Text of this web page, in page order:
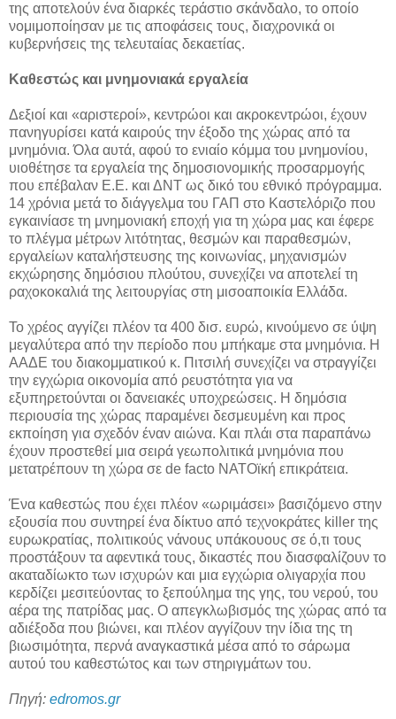
της αποτελούν ένα διαρκές τεράστιο σκάνδαλο, το οποίο
νομιμοποίησαν με τις αποφάσεις τους, διαχρονικά οι
κυβερνήσεις της τελευταίας δεκαετίας.
Καθεστώς και μνημονιακά εργαλεία
Δεξιοί και «αριστεροί», κεντρώοι και ακροκεντρώοι, έχουν
πανηγυρίσει κατά καιρούς την έξοδο της χώρας από τα
μνημόνια. Όλα αυτά, αφού το ενιαίο κόμμα του μνημονίου,
υιοθέτησε τα εργαλεία της δημοσιονομικής προσαρμογής
που επέβαλαν Ε.Ε. και ΔΝΤ ως δικό του εθνικό πρόγραμμα.
14 χρόνια μετά το διάγγελμα του ΓΑΠ στο Καστελόριζο που
εγκαινίασε τη μνημονιακή εποχή για τη χώρα μας και έφερε
το πλέγμα μέτρων λιτότητας, θεσμών και παραθεσμών,
εργαλείων καταλήστευσης της κοινωνίας, μηχανισμών
εκχώρησης δημόσιου πλούτου, συνεχίζει να αποτελεί τη
ραχοκοκαλιά της λειτουργίας στη μισοαποικία Ελλάδα.
Το χρέος αγγίζει πλέον τα 400 δισ. ευρώ, κινούμενο σε ύψη
μεγαλύτερα από την περίοδο που μπήκαμε στα μνημόνια. Η
ΑΑΔΕ του διακομματικού κ. Πιτσιλή συνεχίζει να στραγγίζει
την εγχώρια οικονομία από ρευστότητα για να
εξυπηρετούνται οι δανειακές υποχρεώσεις. Η δημόσια
περιουσία της χώρας παραμένει δεσμευμένη και προς
εκποίηση για σχεδόν έναν αιώνα. Και πλάι στα παραπάνω
έχουν προστεθεί μια σειρά γεωπολιτικά μνημόνια που
μετατρέπουν τη χώρα σε de facto ΝΑΤΟϊκή επικράτεια.
Ένα καθεστώς που έχει πλέον «ωριμάσει» βασιζόμενο στην
εξουσία που συντηρεί ένα δίκτυο από τεχνοκράτες killer της
ευρωκρατίας, πολιτικούς νάνους υπάκουους σε ό,τι τους
προστάξουν τα αφεντικά τους, δικαστές που διασφαλίζουν το
ακαταδίωκτο των ισχυρών και μια εγχώρια ολιγαρχία που
κερδίζει μεσιτεύοντας το ξεπούλημα της γης, του νερού, του
αέρα της πατρίδας μας. Ο απεγκλωβισμός της χώρας από τα
αδιέξοδα που βιώνει, και πλέον αγγίζουν την ίδια της τη
βιωσιμότητα, περνά αναγκαστικά μέσα από το σάρωμα
αυτού του καθεστώτος και των στηριγμάτων του.
Πηγή: edromos.gr